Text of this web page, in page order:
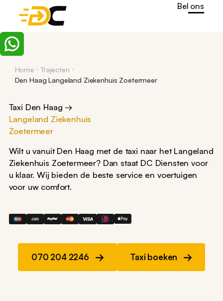
Bel ons
Home
Trajecten
Den Haag Langeland Ziekenhuis Zoetermeer
Taxi Den Haag →
Langeland Ziekenhuis
Zoetermeer
Wilt u vanuit Den Haag met de taxi naar het Langeland
Ziekenhuis Zoetermeer? Dan staat DC Diensten voor
u klaar. Wij bieden de beste service en voertuigen
voor uw comfort.
070 204 2246 Taxi boeken